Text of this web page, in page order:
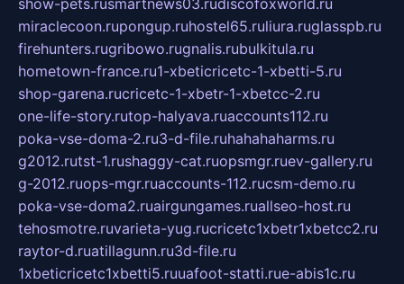
show-pets.rusmartnews03.rudiscofoxworld.ru
miraclecoon.rupongup.ruhostel65.ruliura.ruglasspb.ru
firehunters.rugribowo.rugnalis.rubulkitula.ru
hometown-france.ru1-xbeticricetc-1-xbetti-5.ru
shop-garena.rucricetc-1-xbetr-1-xbetcc-2.ru
one-life-story.rutop-halyava.ruaccounts112.ru
poka-vse-doma-2.ru3-d-file.ruhahahaharms.ru
g2012.rutst-1.rushaggy-cat.ruopsmgr.ruev-gallery.ru
g-2012.ruops-mgr.ruaccounts-112.rucsm-demo.ru
poka-vse-doma2.ruairgungames.ruallseo-host.ru
tehosmotre.ruvarieta-yug.rucricetc1xbetr1xbetcc2.ru
raytor-d.ruatillagunn.ru3d-file.ru
1xbeticricetc1xbetti5.ruuafoot-statti.rue-abis1c.ru